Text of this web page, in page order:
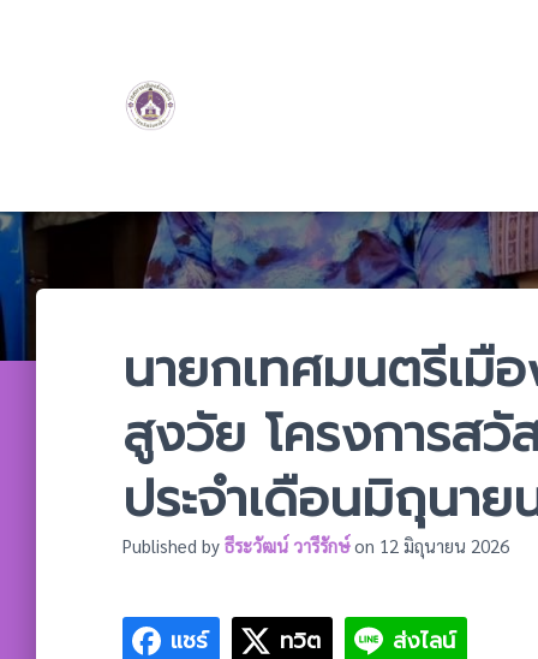
นายกเทศมนตรีเมื
สูงวัย โครงการสวั
ประจำเดือนมิถุนา
Published by ธีระวัฒน์ วารีรักษ์on 12 มิถุนายน 2026
แชร์ ทวิต ส่งไลน์